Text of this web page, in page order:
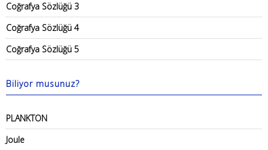
Coğrafya Sözlüğü 3
Coğrafya Sözlüğü 4
Coğrafya Sözlüğü 5
Biliyor musunuz?
PLANKTON
Joule